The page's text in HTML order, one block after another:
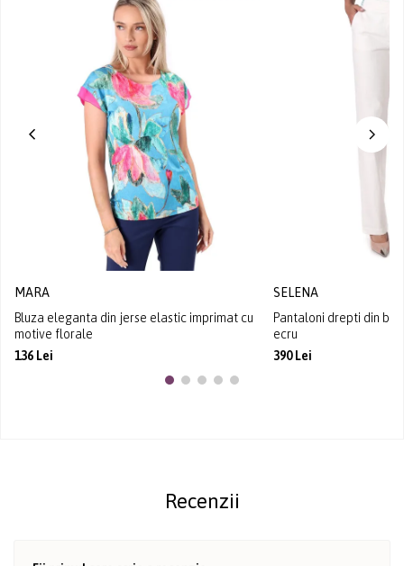
MARA
Bluza eleganta din jerse elastic imprimat cu
motive florale
136 Lei
SELENA
Pantaloni drepti din
ecru
390 Lei
Recenzii